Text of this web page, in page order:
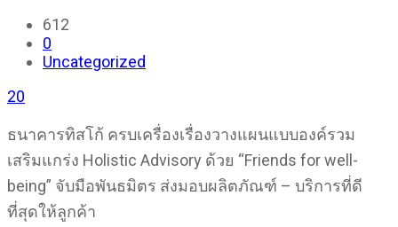
612
0
Uncategorized
20
ธนาคารทิสโก้ ครบเครื่องเรื่องวางแผนแบบองค์รวม
เสริมแกร่ง Holistic Advisory ด้วย “Friends for well-
being” จับมือพันธมิตร ส่งมอบผลิตภัณฑ์ – บริการที่ดี
ที่สุดให้ลูกค้า